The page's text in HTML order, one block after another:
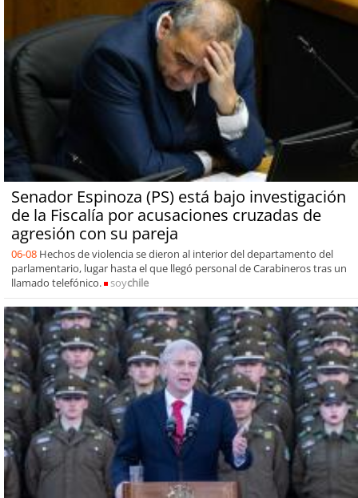
Senador Espinoza (PS) está bajo investigación
de la Fiscalía por acusaciones cruzadas de
agresión con su pareja
06-08 Hechos de violencia se dieron al interior del departamento del
parlamentario, lugar hasta el que llegó personal de Carabineros tras un
llamado telefónico.
soychile